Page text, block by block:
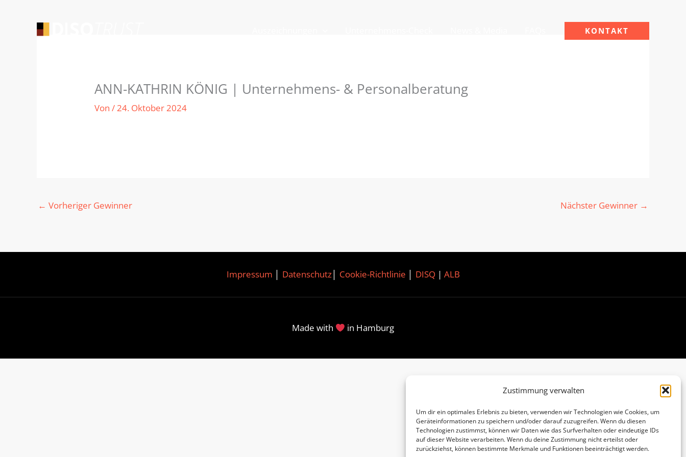
Zustimmung verwalten
Um dir ein optimales Erlebnis zu bieten, verwenden wir Technologien wie Cookies, um
Geräteinformationen zu speichern und/oder darauf zuzugreifen. Wenn du diesen
Technologien zustimmst, können wir Daten wie das Surfverhalten oder eindeutige IDs
auf dieser Website verarbeiten. Wenn du deine Zustimmung nicht erteilst oder
zurückziehst, können bestimmte Merkmale und Funktionen beeinträchtigt werden.
KONTAKT
ANN-KATHRIN KÖNIG | Unternehmens- & Personalberatung
Von/24. Oktober 2024
← Vorheriger Gewinner Nächster Gewinner →
Impressum Datenschutz│ Cookie-Richtlinie DISQ| ALB
Made with in Hamburg